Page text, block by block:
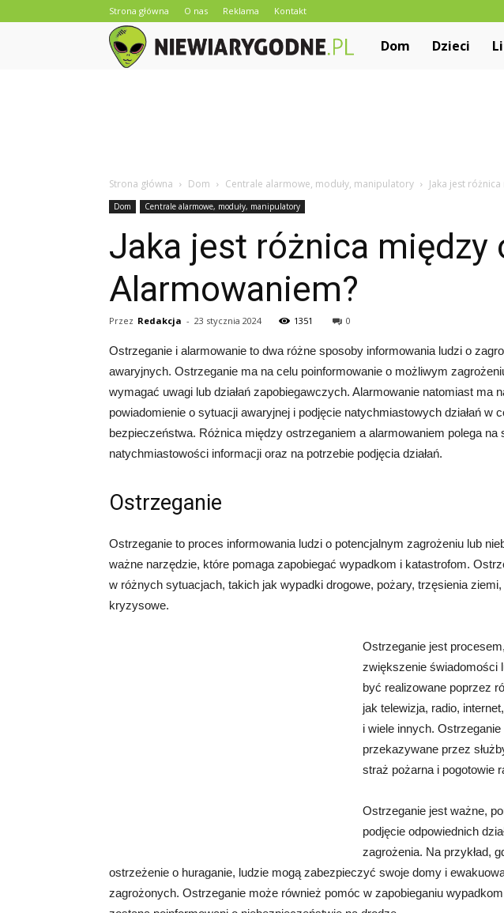
Strona główna O nas Reklama Kontakt
Niewiarygodne.pl
Dom Dzieci
Strona główna Dom Centrale alarmowe, moduły, manipulatory Jaka jest
Dom Centrale alarmowe, moduły, manipulatory
Jaka jest różnica między
Alarmowaniem?
Przez Redakcja - 23 stycznia 2024 1351 0
Ostrzeganie i alarmowanie to dwa różne sposoby informowania ludzi o
awaryjnych. Ostrzeganie ma na celu poinformowanie o możliwym
wymagać uwagi lub działań zapobiegawczych. Alarmowanie natomiast ma
powiadomienie o sytuacji awaryjnej i podjęcie natychmiastowych działań w
bezpieczeństwa. Różnica między ostrzeganiem a alarmowaniem polega na
natychmiastowości informacji oraz na potrzebie podjęcia działań.
Ostrzeganie
Ostrzeganie to proces informowania ludzi o potencjalnym zagrożeniu lub
ważne narzędzie, które pomaga zapobiegać wypadkom i katastrofom.
w różnych sytuacjach, takich jak wypadki drogowe, pożary, trzęsienia
kryzysowe.
Ostrzeganie jest
zwiększenie świadomości
być realizowane poprzez
jak telewizja, radio,
i wiele innych.
przekazywane przez
straż pożarna i pogotowie
Ostrzeganie jest ważne,
podjęcie odpowiednich
zagrożenia. Na przykład,
ostrzeżenie o huraganie, ludzie mogą zabezpieczyć swoje domy i
zagrożonych. Ostrzeganie może również pomóc w zapobieganiu